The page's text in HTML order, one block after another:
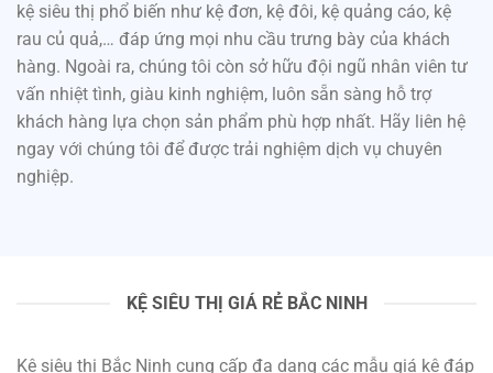
kệ siêu thị phổ biến như kệ đơn, kệ đôi, kệ quảng cáo, kệ
rau củ quả,… đáp ứng mọi nhu cầu trưng bày của khách
hàng. Ngoài ra, chúng tôi còn sở hữu đội ngũ nhân viên tư
vấn nhiệt tình, giàu kinh nghiệm, luôn sẵn sàng hỗ trợ
khách hàng lựa chọn sản phẩm phù hợp nhất. Hãy liên hệ
ngay với chúng tôi để được trải nghiệm dịch vụ chuyên
nghiệp.
KỆ SIÊU THỊ GIÁ RẺ BẮC NINH
Kệ siêu thị Bắc Ninh cung cấp đa dạng các mẫu giá kệ đáp